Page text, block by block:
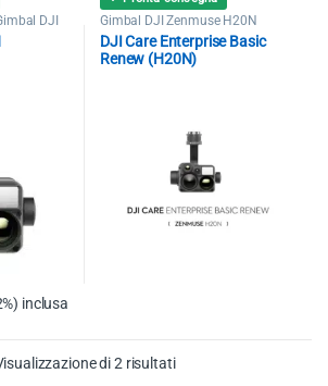
DJI
inclusa
Gimbal DJI Zenmuse H20N
DJI Care Enterprise Basic
Renew (H20N)
di 2 risultati